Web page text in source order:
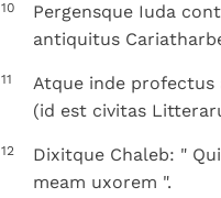
10
Pergensque Iuda
antiquitus
11
Atque inde profectus
(id est civitas
12
Dixitque Chaleb: "
meam uxorem ".